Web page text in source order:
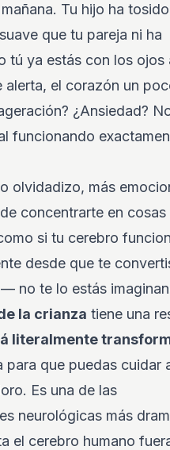
Tu hijo ha
que tu pareja ni ha
tú ya estás con los ojos
alerta, el corazón un
¿Ansiedad?
funcionando
olvidadizo, más
concentrarte en cosas
si tu cerebro
desde que te
no te lo estás
la crianza tiene una
literalmente
para que puedas cuidar
Es una de las
neurológicas más
el cerebro humano